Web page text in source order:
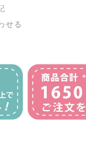
せる